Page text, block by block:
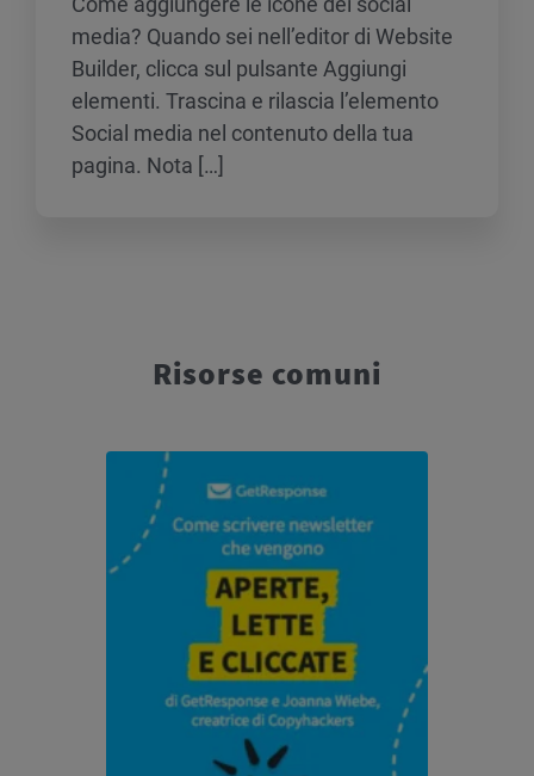
media? Quando sei nell’editor di Website
Builder, clicca sul pulsante Aggiungi
elementi. Trascina e rilascia l’elemento
Social media nel contenuto della tua
pagina. Nota […]
Risorse comuni